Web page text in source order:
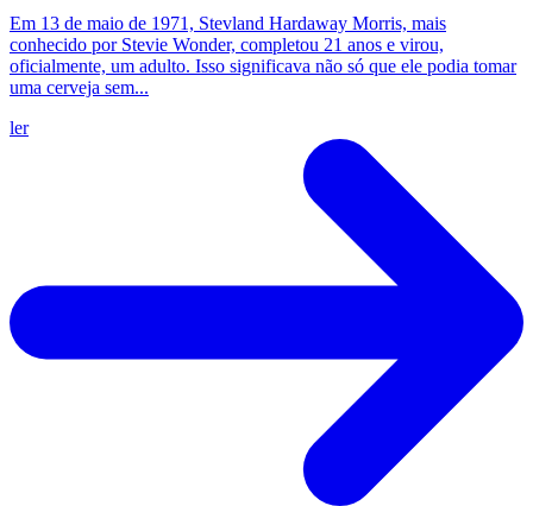
Em 13 de maio de 1971, Stevland Hardaway Morris, mais
conhecido por Stevie Wonder, completou 21 anos e virou,
oficialmente, um adulto. Isso significava não só que ele podia tomar
uma cerveja sem...
ler